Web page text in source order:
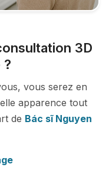
3D
?
vous serez en
apparence tout
de Bác sĩ Nguyen